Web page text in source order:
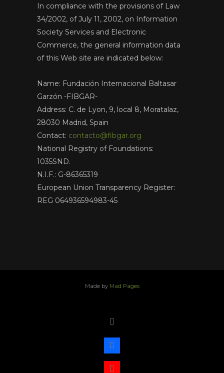
In compliance with the provisions of Law
34/2002, of July 11, 2002, on Information
Society Services and Electronic
Commerce, the general information data
of this Web site are indicated below:
Name: Fundación Internacional Baltasar
Garzón -FIBGAR-
Address: C. de Lyon, 9, local 8, Moratalaz,
28030 Madrid, Spain
Contact: contacto@fibgar.org
National Registry of Foundations:
1035SND.
N.I.F.: G-86365319
European Union Transparency Register:
REG 064936594983-45
Made by Mad Pages
facebook
youtube